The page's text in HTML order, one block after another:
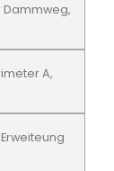
Dammweg,
A,